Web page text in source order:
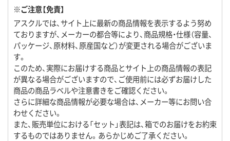
※ご注意【免責】
アスクルでは、サイト上に最新の商品情報を表示するよう努め
ておりますが、メーカーの都合等により、商品規格・仕様（容量、
パッケージ、原材料、原産国など）が変更される場合がございま
す。
このため、実際にお届けする商品とサイト上の商品情報の表記
が異なる場合がございますので、ご使用前には必ずお届けした
商品の商品ラベルや注意書きをご確認ください。
さらに詳細な商品情報が必要な場合は、メーカー等にお問い合
わせください。
また、販売単位における「セット」表記は、箱でのお届けをお約束
するものではありません。あらかじめご了承ください。